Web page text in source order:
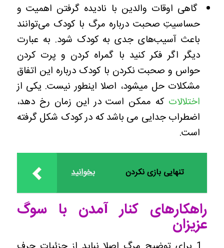
گاهی اوقات والدین با نادیده گرفتن اهمیت و
حساسیتِ صحبت درباره مرگ با کودک می‌توانند
باعث آسیب‌های جدی به کودک شود. به عبارت
دیگر اگر فکر کنید با گمراه کردن و پرت کردن
حواس و صحبت نکردن با کودک درباره این اتفاق
مشکلات حل میشود، اصلا اینطور نیست. یکی از
اختلالات که ممکن است در این زمان رخ دهد،
اضطراب جدایی می باشد که در کودک شکل گرفته
است.
بخوانید تنهایی بازی نکردن
راهکارهای کنار آمدن با سوگ
عزیزان